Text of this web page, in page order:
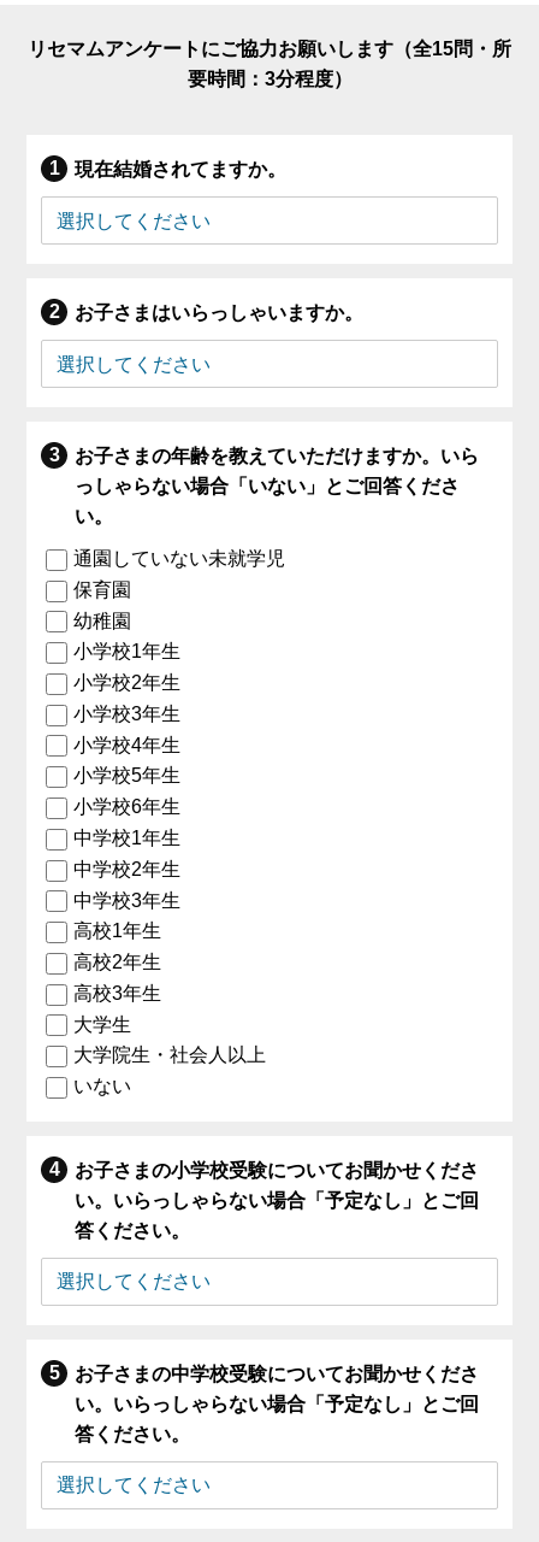
リセマムアンケートにご協力お願いします（全15問・所
要時間：3分程度）
現在結婚されてますか。
お子さまはいらっしゃいますか。
お子さまの年齢を教えていただけますか。いら
っしゃらない場合「いない」とご回答くださ
い。
通園していない未就学児
保育園
幼稚園
小学校1年生
小学校2年生
小学校3年生
小学校4年生
小学校5年生
小学校6年生
中学校1年生
中学校2年生
中学校3年生
高校1年生
高校2年生
高校3年生
大学生
大学院生・社会人以上
いない
お子さまの小学校受験についてお聞かせくださ
い。いらっしゃらない場合「予定なし」とご回
答ください。
お子さまの中学校受験についてお聞かせくださ
い。いらっしゃらない場合「予定なし」とご回
答ください。